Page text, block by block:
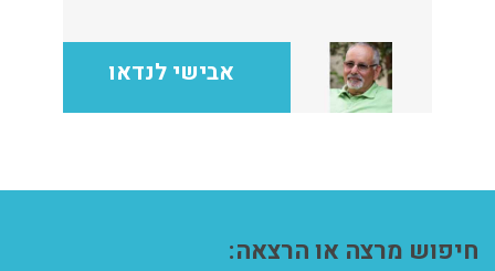
אבישי לנדאו
חיפוש מרצה או הרצאה: